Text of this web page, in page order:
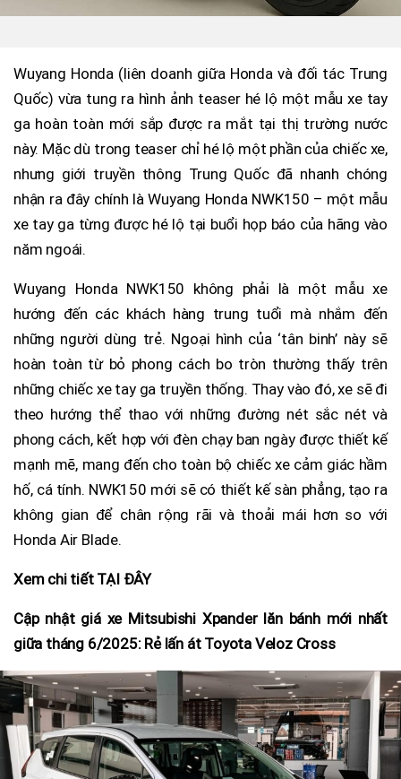
Wuyang Honda (liên doanh giữa Honda và đối tác Trung
Quốc) vừa tung ra hình ảnh teaser hé lộ một mẫu xe tay
ga hoàn toàn mới sắp được ra mắt tại thị trường nước
này. Mặc dù trong teaser chỉ hé lộ một phần của chiếc xe,
nhưng giới truyền thông Trung Quốc đã nhanh chóng
nhận ra đây chính là Wuyang Honda NWK150 – một mẫu
xe tay ga từng được hé lộ tại buổi họp báo của hãng vào
năm ngoái.
Wuyang Honda NWK150 không phải là một mẫu xe
hướng đến các khách hàng trung tuổi mà nhắm đến
những người dùng trẻ. Ngoại hình của ‘tân binh’ này sẽ
hoàn toàn từ bỏ phong cách bo tròn thường thấy trên
những chiếc xe tay ga truyền thống. Thay vào đó, xe sẽ đi
theo hướng thể thao với những đường nét sắc nét và
phong cách, kết hợp với đèn chạy ban ngày được thiết kế
mạnh mẽ, mang đến cho toàn bộ chiếc xe cảm giác hầm
hố, cá tính. NWK150 mới sẽ có thiết kế sàn phẳng, tạo ra
không gian để chân rộng rãi và thoải mái hơn so với
Honda Air Blade.
Xem chi tiết TẠI ĐÂY
Cập nhật giá xe Mitsubishi Xpander lăn bánh mới nhất
giữa tháng 6/2025: Rẻ lấn át Toyota Veloz Cross